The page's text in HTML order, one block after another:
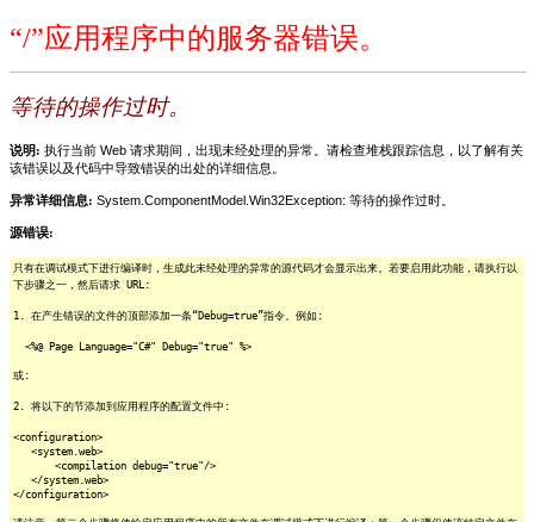
“/”应用程序中的服务器错误。
等待的操作过时。
说明: 执行当前 Web 请求期间，出现未经处理的异常。请检查堆栈跟踪信息，以了解有关
该错误以及代码中导致错误的出处的详细信息。
异常详细信息: System.ComponentModel.Win32Exception: 等待的操作过时。
源错误:
只有在调试模式下进行编译时，生成此未经处理的异常的源代码才会显示出来。若要启用此功能，请执行以
下步骤之一，然后请求 URL:
1. 在产生错误的文件的顶部添加一条“Debug=true”指令。例如:
<%@ Page Language="C#" Debug="true" %>
或:
2. 将以下的节添加到应用程序的配置文件中:
<configuration>
<system.web>
<compilation debug="true"/>
</system.web>
</configuration>